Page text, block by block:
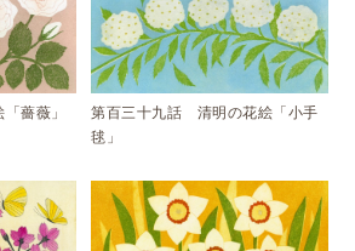
薔薇」
第百三十九話 清明の花絵「小手
毬」